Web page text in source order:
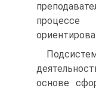
основе